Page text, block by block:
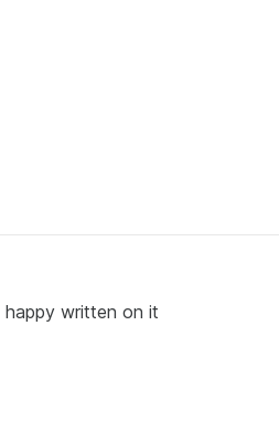
happy written on it